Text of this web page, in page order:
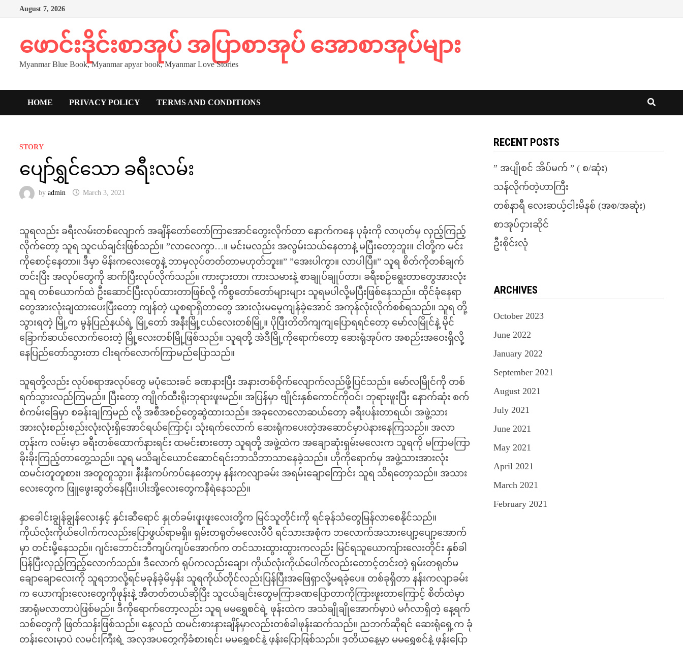
August 7, 2026
ဖောင်းဒိုင်းစာအုပ် အပြာစာအုပ် အောစာအုပ်များ
Myanmar Blue Book, Myanmar apyar book, Myanmar Love Stories
HOME PRIVACY POLICY TERMS AND CONDITIONS
STORY
ပျော်ရွှင်သော ခရီးလမ်း
byadmin March 3, 2021
သူရလည်း ခရီးလမ်းတစ်လျောက် အချိန်တော်တော်ကြာအောင်တွေးလိုက်တာ နောက်ကနေ ပုခုံးကို လာပုတ်မှ လှည့်ကြည့်
လိုက်တော့ သူရ သူငယ်ချင်းဖြစ်သည်။ ”လာလေကွာ…။ မင်းမလည်း အလွမ်းသယ်နေတာနဲ့ မပြီးတော့ဘူး။ ငါတို့က မင်း
ကိုစောင့်နေတာ။ ဒီမှာ မိန်းကလေးတွေနဲ့ ဘာမှလုပ်တတ်တာမဟုတ်ဘူး။” ”အေးပါကွာ။ လာပါပြီ။” သူရ စိတ်ကိုတစ်ချက်
တင်းပြီး အလုပ်တွေကို ဆက်ပြီးလုပ်လိုက်သည်။ ကားငှားတာ၊ ကားသမားနဲ့ စာချုပ်ချုပ်တာ၊ ခရီးစဉ်ရွေးတာတွေအားလုံး
သူရ တစ်ယောက်ထဲ ဦးဆောင်ပြီးလုပ်ထားတာဖြစ်လို့ ကိစ္စတော်တော်များများ သူရမပါလို့မပြီးဖြစ်နေသည်။ ထိုင်ခုံနေရာ
တွေအားလုံးချထားပေးပြီးတော့ ကျန်တဲ့ ယူစရာရှိတာတွေ အားလုံးမမေ့ကျန်ခဲ့အောင် အကုန်လုံးလိုက်စစ်ရသည်။ သူရ တို့
သွားရတဲ့ မြို့က မွန်ပြည်နယ်ရဲ့ မြို့တော် အနီးမြို့ငယ်လေးတစ်မြို့။ ပိုပြီးတိတိကျကျပြောရရင်တော့ မော်လမြိုင်နဲ့ မိုင်
ခြောက်ဆယ်လောက်ဝေးတဲ့ မြို့လေးတစ်မြို့ဖြစ်သည်။ သူရတို့ အဲဒီမြို့ကိုရောက်တော့ ဆေးရုံအုပ်က အစည်းအဝေးရှိလို့
နေပြည်တော်သွားတာ ငါးရက်လောက်ကြာမည်ပြောသည်။
သူရတို့လည်း လုပ်စရာအလုပ်တွေ မပုံသေးခင် ခဏနားပြီး အနားတစ်ဝိုက်လျောက်လည်ဖို့ပြင်သည်။ မော်လမြိုင်ကို တစ်
ရက်သွားလည်ကြမည်။ ပြီးတော့ ကျိုက်ထီးရိုးဘုရားဖူးမည်။ အပြန်မှာ ဗျိုင်းနှစ်ကောင်ကိုဝင်၊ ဘုရားဖူးပြီး နောက်ဆုံး စက်
စဲကမ်းခြေမှာ စခန်းချကြမည် လို့ အစီအစဉ်တွေဆွဲထားသည်။ အခုလောလောဆယ်တော့ ခရီးပန်းတာရယ်၊ အဖွဲ့သား
အားလုံးစည်းစည်းလုံးလုံးရှိအောင်ရယ်ကြောင့်၊ သုံးရက်လောက် ဆေးရုံကပေးတဲ့အဆောင်မှာပဲနားနေကြသည်။ အလာ
တုန်းက လမ်းမှာ ခရီးတစ်ထောက်နားရင်း ထမင်းစားတော့ သူရတို့ အဖွဲ့ထဲက အချောဆုံးရှမ်းမလေးက သူရကို မကြာမကြာ
ခိုးခိုးကြည့်တာတွေ့သည်။ သူရ မသိချင်ယောင်ဆောင်ရင်းဘာသိဘာသာနေခဲ့သည်။ ဟိုကိုရောက်မှ အဖွဲ့သားအားလုံး
ထမင်းတူတူစား၊ အတူတူသွား၊ နီးနီးကပ်ကပ်နေတော့မှ နန်းကလျာခမ်း အရမ်းချောကြောင်း သူရ သိရတော့သည်။ အသား
လေးတွေက ဖြူဖွေးဆွတ်နေပြီး၊ပါးအို့လေးတွေကနီရဲနေသည်။
နှာခေါင်းချွန်ချွန်လေးနှင့် နှင်းဆီရောင် နှုတ်ခမ်းဖူးဖူးလေးတို့က မြင်သူတိုင်းကို ရင်ခုန်သံတွေမြန်လာစေနိုင်သည်။
ကိုယ်လုံးကိုယ်ပေါက်ကလည်းပြောဖွယ်ရာမရှိ။ ရှမ်းတရုတ်မလေးပီပီ ရင်သားအစုံက ဘလောက်အသားပျော့ပျော့အောက်
မှာ တင်းမို့နေသည်။ ဂျင်းဘောင်းဘီကျပ်ကျပ်အောက်က တင်သားထွားထွားကလည်း မြင်ရသူယောကျ်ားလေးတိုင်း နှစ်ခါ
ပြန်ပြီးလှည့်ကြည့်လောက်သည်။ ဒီလောက် ရုပ်ကလည်းချော၊ ကိုယ်လုံးကိုယ်ပေါက်လည်းတောင့်တင်းတဲ့ ရှမ်းတရုတ်မ
ချောချောလေးကို သူရဘာလို့ရင်မခုန်ခဲ့မိမှန်း သူရကိုယ်တိုင်လည်းပြန်ပြီးအဖြေရှာလို့မရခဲ့ပေ။ တစ်ခုရှိတာ နန်းကလျာခမ်း
က ယောကျ်ားလေးတွေကိုဖုန်းနဲ့ အီတတ်တယ်ဆိုပြီး သူငယ်ချင်းတွေမကြာခဏပြောတာကိုကြားဖူးတာကြောင့် စိတ်ထဲမှာ
အာရုံမလာတာပဲဖြစ်မည်။ ဒီကိုရောက်တော့လည်း သူရ မမရွှေစင်ရဲ့ ဖုန်းထဲက အသံချိုချိုအောက်မှာပဲ မင်္ဂလာရှိတဲ့ နေ့ရက်
သစ်တွေကို ဖြတ်သန်းဖြစ်သည်။ နေ့လည် ထမင်းစားနားချိန်မှာလည်းတစ်ခါဖုန်းဆက်သည်။ ညဘက်ဆိုရင် ဆေးရုံရှေ့က ခုံ
တန်းလေးမှာပဲ လမင်းကြီးရဲ့ အလှအပတွေကိုခံစားရင်း မမရွှေစင်နဲ့ ဖုန်းပြောဖြစ်သည်။ ဒုတိယနေ့မှာ မမရွှေစင်နဲ့ ဖုန်းပြော
RECENT POSTS
” အပျိုစင် အိပ်မက် ” ( စ/ဆုံး)
သန်လိုက်တဲ့ဟာကြီး
တစ်နာရီ လေးဆယ့်ငါးမိနစ် (အစ/အဆုံး)
စာအုပ်ငှားဆိုင်
ဦးစိုင်းလုံ
ARCHIVES
October 2023
June 2022
January 2022
September 2021
August 2021
July 2021
June 2021
May 2021
April 2021
March 2021
February 2021